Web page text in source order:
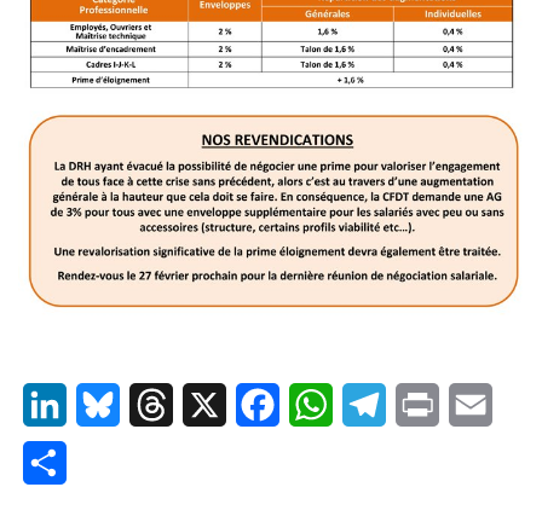
LinkedInBluesky Threads FacebookWhatsAppTelegram
Print